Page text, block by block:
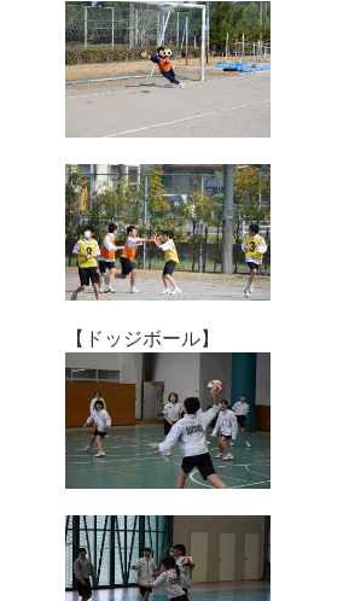
【ドッジボール】